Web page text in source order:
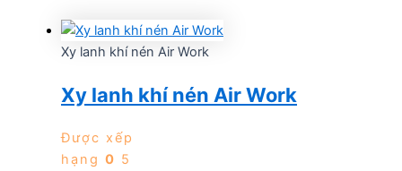
Xy lanh khí nén Air Work
Xy lanh khí nén Air Work
Được xếp
hạng 0 5